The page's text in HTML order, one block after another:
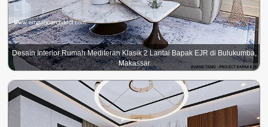
Desain Interior Rumah Mediteran Klasik 2 Lantai Bapak EJR di Bulukumba,
Makassar